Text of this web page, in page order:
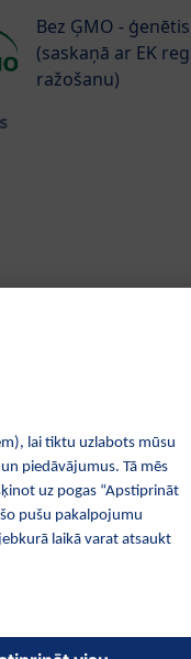
Bez ĢMO -
(saskaņā ar EK
ražošanu)